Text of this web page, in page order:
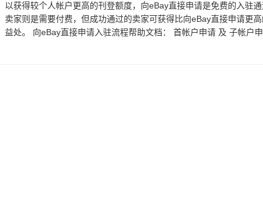
以获得较个人帐户更高的刊登额度，向eBay直接申请是免费的入驻
卖家则是需要付费，但成功通过的卖家可获得比向eBay直接申请更
益处。 向eBay直接申请入驻流程帮助文档： 首帐户申请 及 子帐户